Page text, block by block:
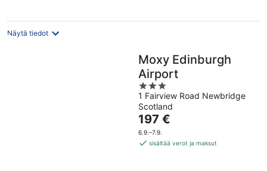
Näytä tiedot
Moxy Edinburgh
Airport
3
out
of
5
1 Fairview Road Newbridge
Scotland
Hinta
on
197 €
197 €
6.9.–7.9.
sisältää verot ja maksut